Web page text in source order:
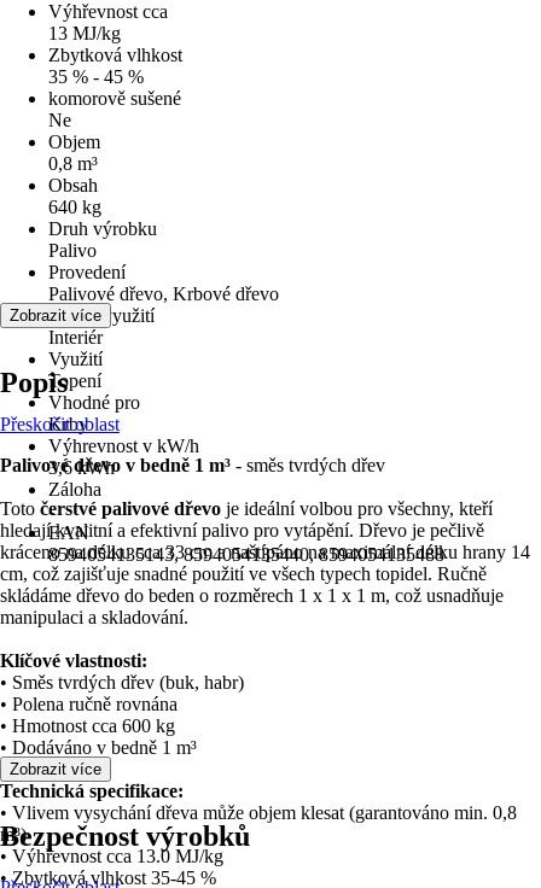
Výhřevnost cca
13 MJ/kg
Zbytková vlhkost
35 % - 45 %
komorově sušené
Ne
Objem
0,8 m³
Obsah
640 kg
Druh výrobku
Palivo
Provedení
Palivové dřevo, Krbové dřevo
Oblast využití
Interiér
Využití
Topení
Vhodné pro
Krby
Výhrevnost v kW/h
3,6 kWh
Záloha
-
EAN
8594054135143, 8594054135440, 8594054135488
Zobrazit více
Popis
Přeskočit oblast
Palivové dřevo v bedně 1 m³ - směs tvrdých dřev
Toto čerstvé palivové dřevo je ideální volbou pro všechny, kteří
hledají kvalitní a efektivní palivo pro vytápění. Dřevo je pečlivě
kráceno na délku cca 33 cm a naštípáno na maximální délku hrany 14
cm, což zajišťuje snadné použití ve všech typech topidel. Ručně
skládáme dřevo do beden o rozměrech 1 x 1 x 1 m, což usnadňuje
manipulaci a skladování.
Klíčové vlastnosti:
• Směs tvrdých dřev (buk, habr)
• Polena ručně rovnána
• Hmotnost cca 600 kg
• Dodáváno v bedně 1 m³
Technická specifikace:
• Vlivem vysychání dřeva může objem klesat (garantováno min. 0,8
m³)
• Výhřevnost cca 13.0 MJ/kg
• Zbytková vlhkost 35-45 %
Zobrazit více
Bezpečnost výrobků